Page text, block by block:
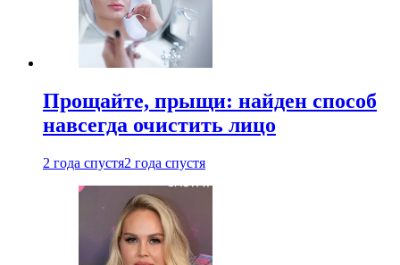
Прощайте, прыщи: найден способ
навсегда очистить лицо
2 года спустя2 года спустя